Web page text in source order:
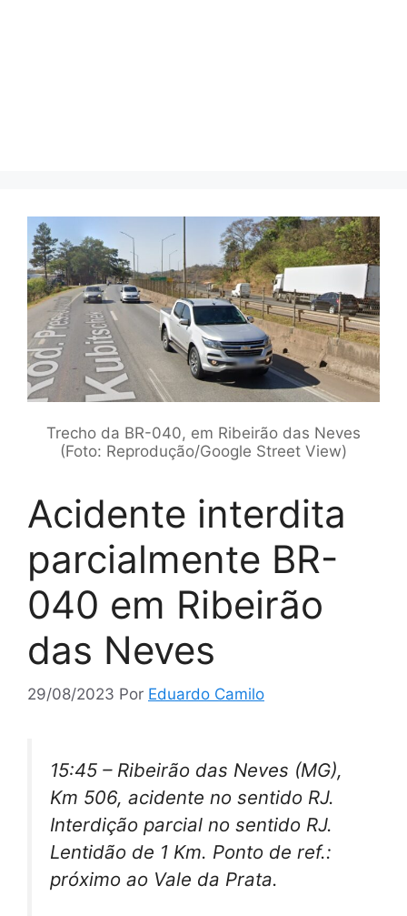
Trecho da BR-040, em Ribeirão das Neves
(Foto: Reprodução/Google Street View)
Acidente interdita
parcialmente BR-
040 em Ribeirão
das Neves
29/08/2023 Por Eduardo Camilo
15:45 – Ribeirão das Neves (MG),
Km 506, acidente no sentido RJ.
Interdição parcial no sentido RJ.
Lentidão de 1 Km. Ponto de ref.:
próximo ao Vale da Prata.